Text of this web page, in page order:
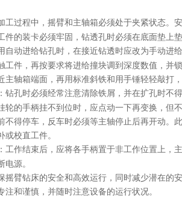
工过程中，摇臂和主轴箱必须处于夹紧状态。
件的装卡必须牢固，钻透孔时必须在底面垫上
自动进给钻孔时，在接近钻透时应改为手动进
工件，再按要求将进给撞块调到深度数值，并
主轴箱端面，再用标准斜铁和用手锤轻轻敲打
钻孔时必须经常注意清除铁屑，并在扩孔时不
轮的手柄挂不到位时，应点动一下再变换，但
不得停车，反车时必须等主轴停止后再开动。
或校直工件。
工作结束后，应将各手柄置于非工作位置上，
电源。
摇臂钻床的安全和高效运行，同时减少潜在的
注和谨慎，并随时注意设备的运行状况。